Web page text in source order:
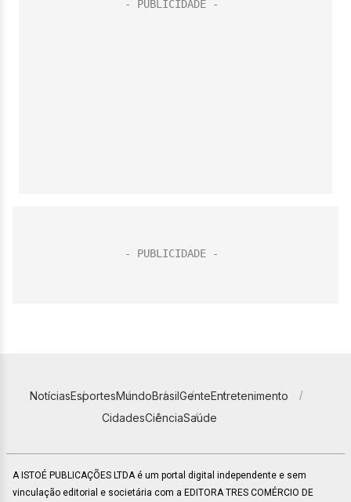
NotíciasEsportesMundoBrasilGenteEntretenimento
CidadesCiênciaSaúde
A ISTOÉ PUBLICAÇÕES LTDA é um portal digital independente e sem
vinculação editorial e societária com a EDITORA TRES COMÉRCIO DE